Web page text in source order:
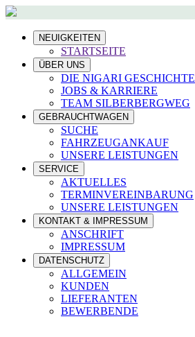
NEUIGKEITEN
STARTSEITE
ÜBER UNS
DIE NIGARI GESCHICHTE
JOBS & KARRIERE
TEAM SILBERBERGWEG
GEBRAUCHTWAGEN
SUCHE
FAHRZEUGANKAUF
UNSERE LEISTUNGEN
SERVICE
AKTUELLES
TERMINVEREINBARUNG
UNSERE LEISTUNGEN
KONTAKT & IMPRESSUM
ANSCHRIFT
IMPRESSUM
DATENSCHUTZ
ALLGEMEIN
KUNDEN
LIEFERANTEN
BEWERBENDE